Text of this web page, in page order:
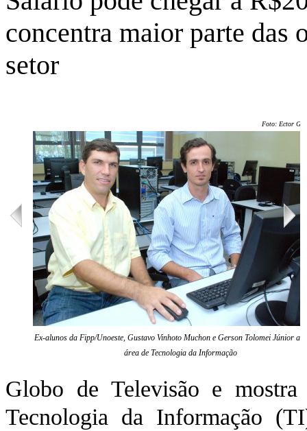
concentra maior parte das
setor
Foto: Ector
Ex-alunos da Fipp/Unoeste, Gustavo Vinhoto Muchon e Gerson Tolomei Júnior
área de Tecnologia da Informação
Globo de Televisão e
Tecnologia da Informação